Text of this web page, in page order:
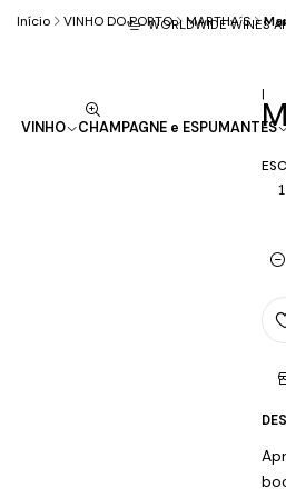
VINHO CHAMPAGNE e ESPUMANTES
WORLDWIDE WINES
Início VINHO DO PORTO MARTHA´S
|
1